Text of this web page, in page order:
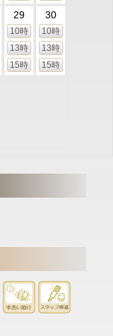
29
10時
13時
15時
30
10時
13時
15時